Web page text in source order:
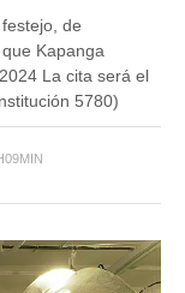
de
Kapanga
La cita será el
5780)